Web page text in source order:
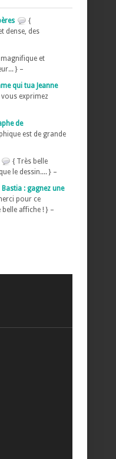
{
dense, des
et
} –
qui tua Jeanne
exprimez
de
est de grande
{ Très belle
le dessin.... } –
Bastia : gagnez une
pour ce
affiche ! } –